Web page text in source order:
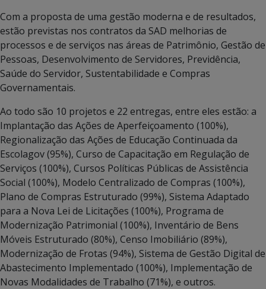
Com a proposta de uma gestão moderna e de resultados,
estão previstas nos contratos da SAD melhorias de
processos e de serviços nas áreas de Patrimônio, Gestão de
Pessoas, Desenvolvimento de Servidores, Previdência,
Saúde do Servidor, Sustentabilidade e Compras
Governamentais.
Ao todo são 10 projetos e 22 entregas, entre eles estão: a
Implantação das Ações de Aperfeiçoamento (100%),
Regionalização das Ações de Educação Continuada da
Escolagov (95%), Curso de Capacitação em Regulação de
Serviços (100%), Cursos Políticas Públicas de Assistência
Social (100%), Modelo Centralizado de Compras (100%),
Plano de Compras Estruturado (99%), Sistema Adaptado
para a Nova Lei de Licitações (100%), Programa de
Modernização Patrimonial (100%), Inventário de Bens
Móveis Estruturado (80%), Censo Imobiliário (89%),
Modernização de Frotas (94%), Sistema de Gestão Digital de
Abastecimento Implementado (100%), Implementação de
Novas Modalidades de Trabalho (71%), e outros.